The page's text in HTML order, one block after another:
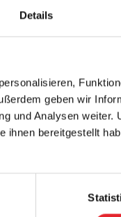
Details
geben wir
und Analysen
bereitgestellt